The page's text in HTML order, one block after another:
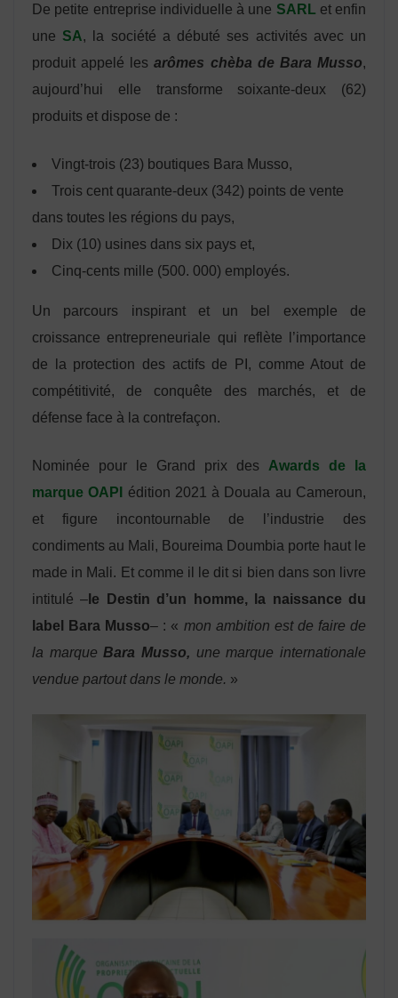
De petite entreprise individuelle à une SARL et enfin
une SA, la société a débuté ses activités avec un
produit appelé lesarômes chèba de Bara Musso,
aujourd’hui elle transforme soixante-deux (62)
produits et dispose de :
Vingt-trois (23) boutiques Bara Musso,
Trois cent quarante-deux (342) points de vente
dans toutes les régions du pays,
Dix (10) usines dans six pays et,
Cinq-cents mille (500. 000) employés.
Un parcours inspirant et un bel exemple de
croissance entrepreneuriale qui reflète l’importance
de la protection des actifs de PI, comme Atout de
compétitivité, de conquête des marchés, et de
défense face à la contrefaçon.
Nominée pour le Grand prix des Awards de la
marque OAPI
édition 2021 à Douala au Cameroun,
et figure incontournable de l’industrie des
condiments au Mali, Boureima Doumbia porte haut le
made in Mali. Et comme il le dit si bien dans son livre
intitulé – le Destin d’un homme, la naissance du
label Bara Musso– : « mon ambition est de faire de
la marqueBara Musso, une marque internationale
vendue partout dans le monde. »